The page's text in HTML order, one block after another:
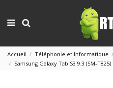
Accueil Téléphonie et Informatique
Samsung Galaxy Tab S3 9.3 (SM-T825)